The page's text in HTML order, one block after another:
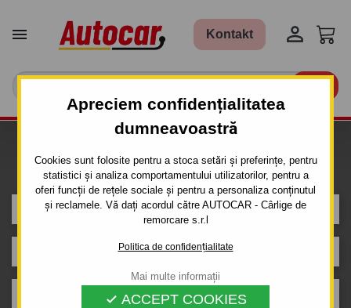
Apreciem confidențialitatea
dumneavoastră
Cookies sunt folosite pentru a stoca setări și preferințe, pentru
statistici și analiza comportamentului utilizatorilor, pentru a
oferi funcții de rețele sociale și pentru a personaliza conținutul
și reclamele. Vă dați acordul către AUTOCAR - Cârlige de
remorcare s.r.l
Politica de confidențialitate
 ACCEPT COOKIES
Mai multe informații
 Kontakt 
mașina
AUDI